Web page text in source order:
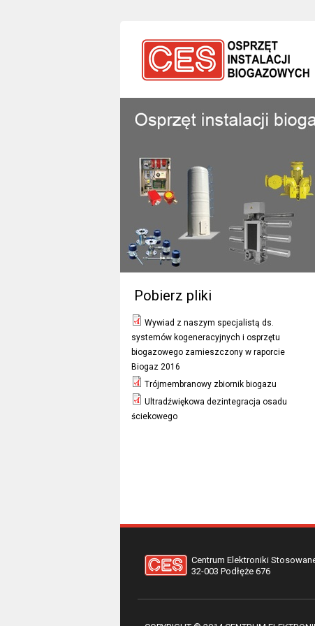
Pobierz pliki
Wywiad z naszym specjalistą ds.
systemów kogeneracyjnych i osprzętu
biogazowego zamieszczony w raporcie
Biogaz 2016
Trójmembranowy zbiornik biogazu
Ultradźwiękowa dezintegracja osadu
ściekowego
Centrum Elektroniki
32-003 Podłęże 676